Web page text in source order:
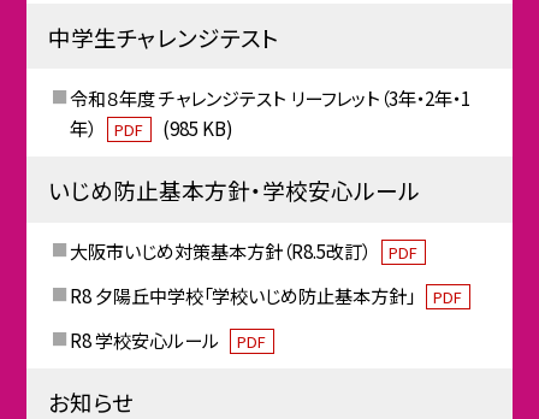
中学生チャレンジテスト
令和８年度 チャレンジテスト リーフレット（3年・2年・1
年）
PDF (985 KB)
いじめ防止基本方針・学校安心ルール
大阪市いじめ対策基本方針（R8.5改訂） PDF
R8 夕陽丘中学校「学校いじめ防止基本方針」 PDF
R8 学校安心ルール PDF
お知らせ